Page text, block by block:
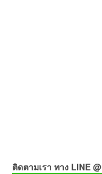
ติดตามเรา ทาง LINE @